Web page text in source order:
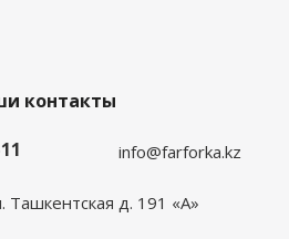
контакты
info@farforka.kz
Ташкентская д. 191 «А»